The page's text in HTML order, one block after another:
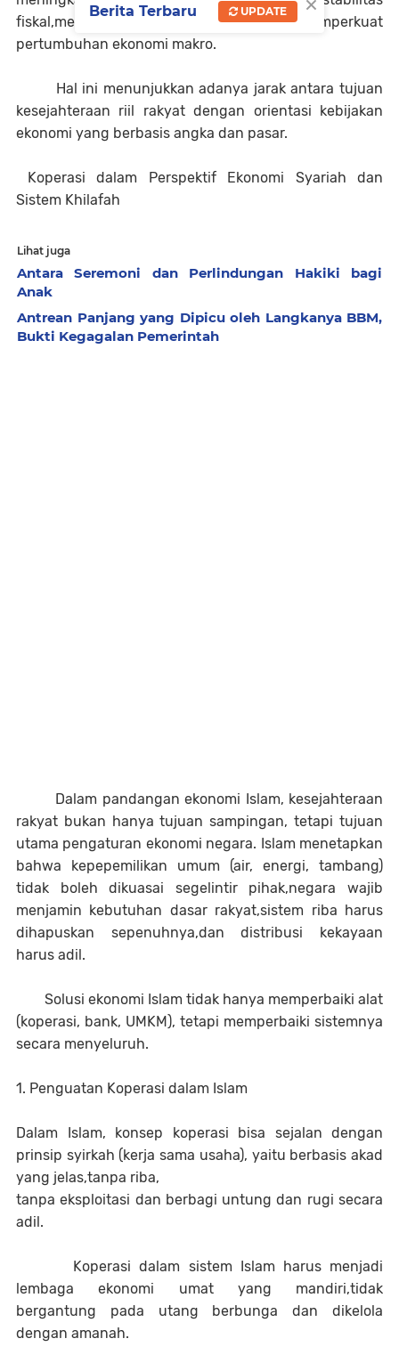
fiskal,menarik investasi,dan memperkuat
pertumbuhan ekonomi makro.
Hal ini menunjukkan adanya jarak antara tujuan
kesejahteraan riil rakyat dengan orientasi kebijakan
ekonomi yang berbasis angka dan pasar.
Koperasi dalam Perspektif Ekonomi Syariah dan
Sistem Khilafah
Lihat juga
Antara Seremoni dan Perlindungan Hakiki bagi
Anak
Antrean Panjang yang Dipicu oleh Langkanya BBM,
Bukti Kegagalan Pemerintah
Dalam pandangan ekonomi Islam, kesejahteraan
rakyat bukan hanya tujuan sampingan, tetapi tujuan
utama pengaturan ekonomi negara. Islam menetapkan
bahwa kepepemilikan umum (air, energi, tambang)
tidak boleh dikuasai segelintir pihak,negara wajib
menjamin kebutuhan dasar rakyat,sistem riba harus
dihapuskan sepenuhnya,dan distribusi kekayaan
harus adil.
Solusi ekonomi Islam tidak hanya memperbaiki alat
(koperasi, bank, UMKM), tetapi memperbaiki sistemnya
secara menyeluruh.
1. Penguatan Koperasi dalam Islam
Dalam Islam, konsep koperasi bisa sejalan dengan
prinsip syirkah (kerja sama usaha), yaitu berbasis akad
yang jelas,tanpa riba,
tanpa eksploitasi dan berbagi untung dan rugi secara
adil.
Koperasi dalam sistem Islam harus menjadi
lembaga ekonomi umat yang mandiri,tidak
bergantung pada utang berbunga dan dikelola
dengan amanah.
Berita Terbaru UPDATE